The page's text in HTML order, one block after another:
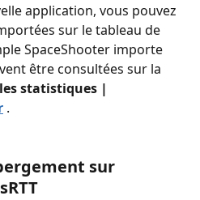
application, vous pouvez
sur le tableau de
SpaceShooter importe
être consultées sur la
statistiques |
.
sur